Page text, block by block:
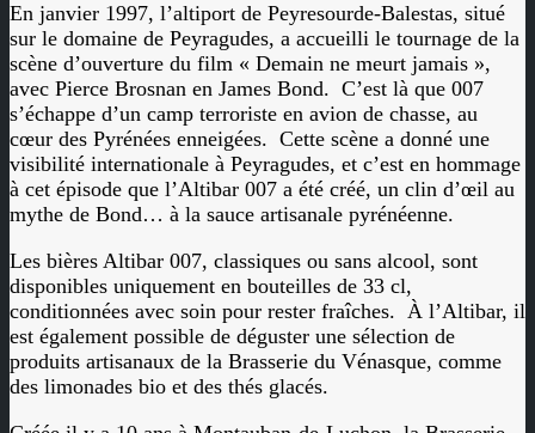
En janvier 1997, l’altiport de Peyresourde-Balestas, situé
sur le domaine de Peyragudes, a accueilli le tournage de la
scène d’ouverture du film « Demain ne meurt jamais »,
avec Pierce Brosnan en James Bond. C’est là que 007
s’échappe d’un camp terroriste en avion de chasse, au
cœur des Pyrénées enneigées. Cette scène a donné une
visibilité internationale à Peyragudes, et c’est en hommage
à cet épisode que l’Altibar 007 a été créé, un clin d’œil au
mythe de Bond… à la sauce artisanale pyrénéenne.
Les bières Altibar 007, classiques ou sans alcool, sont
disponibles uniquement en bouteilles de 33 cl,
conditionnées avec soin pour rester fraîches. À l’Altibar, il
est également possible de déguster une sélection de
produits artisanaux de la Brasserie du Vénasque, comme
des limonades bio et des thés glacés.